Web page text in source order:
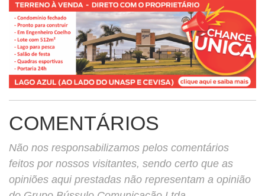
COMENTÁRIOS
Não nos responsabilizamos pelos comentários
feitos por nossos visitantes, sendo certo que as
opiniões aqui prestadas não representam a opinião